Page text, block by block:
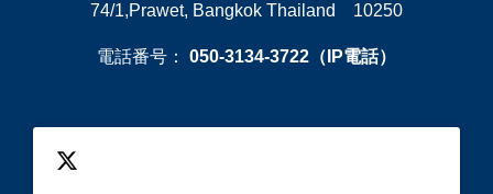
74/1,Prawet, Bangkok Thailand 10250
電話番号： 050-3134-3722（IP電話）